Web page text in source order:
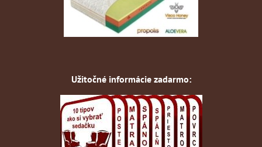
Užitočné informácie zadarmo: